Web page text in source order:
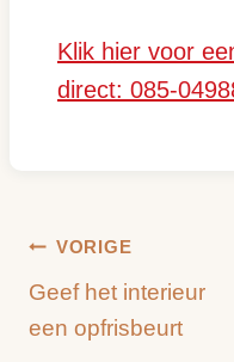
Klik hier voor
direct: 085-
Bericht
navigatie
VORIGE
Geef het interieur
een opfrisbeurt